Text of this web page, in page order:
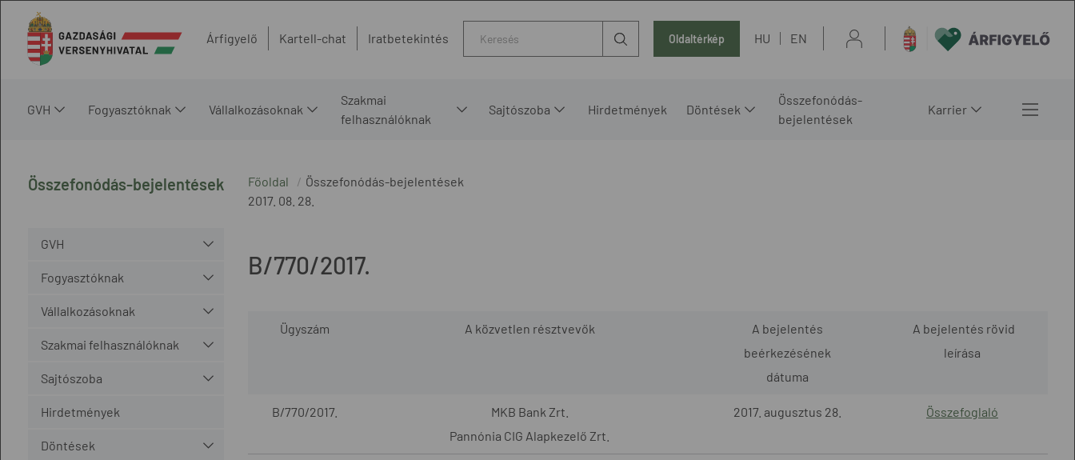
Árfigyelő Kartell-chat Iratbetekintés Oldaltérkép HU EN
GVH Fogyasztóknak Vállalkozásoknak
Szakmai
felhasználóknak
Sajtószoba Hirdetmények Döntések
Összefonódás-
bejelentések
Karrier
Összefonódás-bejelentések
GVH
Fogyasztóknak
Vállalkozásoknak
Szakmai felhasználóknak
Sajtószoba
Hirdetmények
Döntések
Főoldal
Összefonódás-bejelentések
2017. 08. 28.
B/770/2017.
Ügyszám A közvetlen résztvevők
A bejelentés
beérkezésének
dátuma
A bejelentés rövid
leírása
B/770/2017.
MKB Bank Zrt.
Pannónia CIG Alapkezelő Zrt.
2017. augusztus 28. Összefoglaló